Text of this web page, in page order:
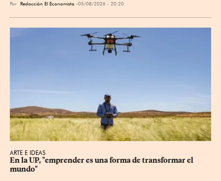
Por Redacción El Economista 05/08/2026 - 20:20
ARTE E IDEAS
En la UP, "emprender es una forma de transformar el
mundo"